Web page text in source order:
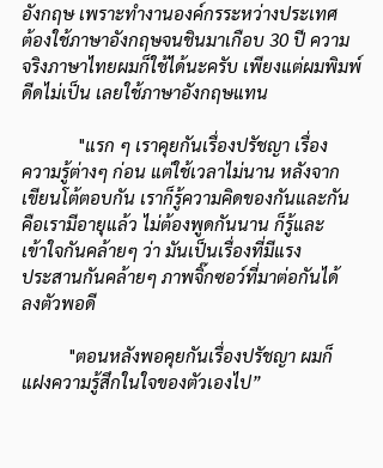
อังกฤษ เพราะทำงานองค์กรระหว่างประเทศ
ต้องใช้ภาษาอังกฤษจนชินมาเกือบ 30 ปี ความ
จริงภาษาไทยผมก็ใช้ได้นะครับ เพียงแต่ผมพิมพ์
ดีดไม่เป็น เลยใช้ภาษาอังกฤษแทน
            "
แรก ๆ เราคุยกันเรื่องปรัชญา เรื่อง
ความรู้ต่างๆ ก่อน แต่ใช้เวลาไม่นาน หลังจาก
เขียนโต้ตอบกัน เราก็รู้ความคิดของกันและกัน
คือเรามีอายุแล้ว ไม่ต้องพูดกันนาน ก็รู้และ
เข้าใจกันคล้ายๆ ว่า มันเป็นเรื่องที่มีแรง
ประสานกันคล้ายๆ ภาพจิ๊กซอว์ที่มาต่อกันได้
ลงตัวพอดี
	"
ตอนหลังพอคุยกันเรื่องปรัชญา ผมก็
แฝงความรู้สึกในใจของตัวเองไป”